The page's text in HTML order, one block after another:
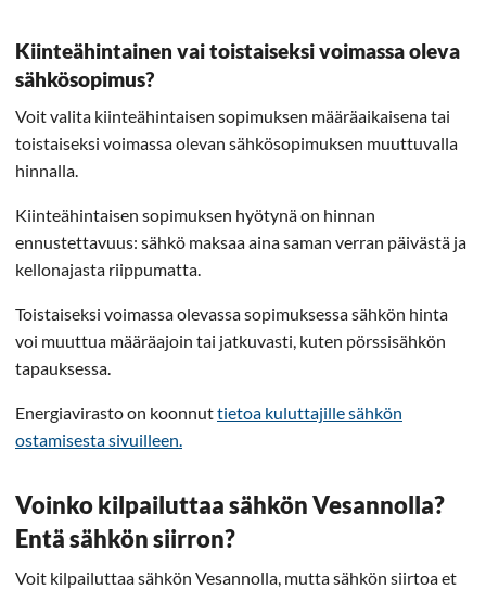
Kiinteähintainen vai toistaiseksi voimassa oleva
sähkösopimus?
Voit valita kiinteähintaisen sopimuksen määräaikaisena tai
toistaiseksi voimassa olevan sähkösopimuksen muuttuvalla
hinnalla.
Kiinteähintaisen sopimuksen hyötynä on hinnan
ennustettavuus: sähkö maksaa aina saman verran päivästä ja
kellonajasta riippumatta.
Toistaiseksi voimassa olevassa sopimuksessa sähkön hinta
voi muuttua määräajoin tai jatkuvasti, kuten pörssisähkön
tapauksessa.
Energiavirasto on koonnuttietoa kuluttajille sähkön
ostamisesta sivuilleen.
Voinko kilpailuttaa sähkön Vesannolla?
Entä sähkön siirron?
Voit kilpailuttaa sähkön Vesannolla, mutta sähkön siirtoa et